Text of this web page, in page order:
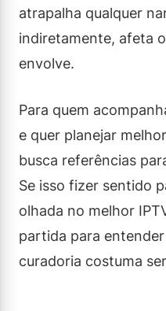
atrapalha qualquer
indiretamente, afeta
envolve.
Para quem
e quer planejar
busca referências
Se isso fizer sentido
olhada no melhor
partida para
curadoria costuma